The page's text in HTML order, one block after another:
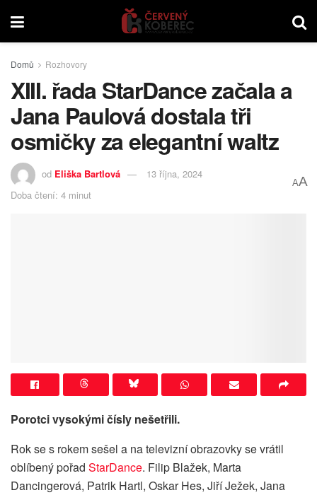
Domů Rozhovory
XIII. řada StarDance začala a
Jana Paulová dostala tři
osmičky za elegantní waltz
od Eliška Bartlová
13 října, 2024
Doba čtení: 4 minut
AA
Porotci vysokými čísly nešetřili.
Rok se s rokem sešel a na televizní obrazovky se vrátil
oblíbený pořad StarDance. Filip Blažek, Marta
Dancingerová, Patrik Hartl, Oskar Hes, Jiří Ježek, Jana